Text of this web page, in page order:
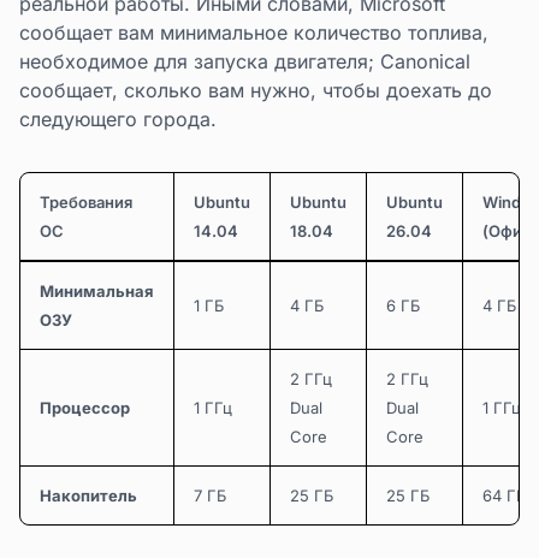
сообщает вам минимальное количество топлива,
необходимое для запуска двигателя; Canonical
сообщает, сколько вам нужно, чтобы доехать до
следующего города.
Требования
ОС
Ubuntu
14.04
Ubuntu
18.04
Ubuntu
26.04
Минимальная
ОЗУ
1 ГБ 4 ГБ 6 ГБ 4 ГБ
Процессор 1 ГГц
2 ГГц
Dual
Core
2 ГГц
Dual
Core
1 ГГц
Накопитель 7 ГБ 25 ГБ 25 ГБ 64 ГБ